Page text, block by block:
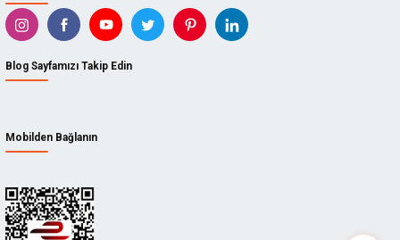
Blog Sayfamızı Takip Edin
Mobilden Bağlanın